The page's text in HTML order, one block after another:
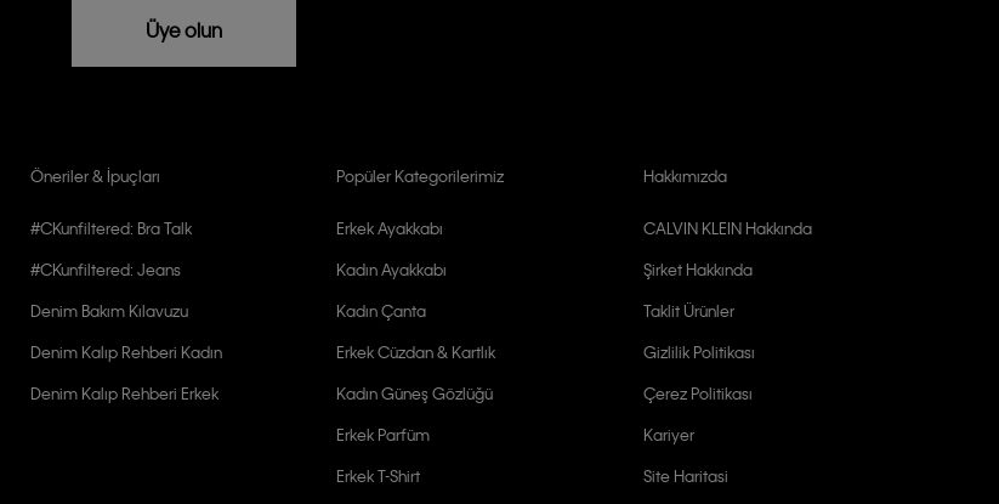
Üye olun
Öneriler & İpuçları
#CKunfiltered: Bra Talk
#CKunfiltered: Jeans
Denim Bakım Kılavuzu
Denim Kalıp Rehberi Kadın
Denim Kalıp Rehberi Erkek
Popüler Kategorilerimiz
Erkek Ayakkabı
Kadın Ayakkabı
Kadın Çanta
Erkek Cüzdan & Kartlık
Kadın Güneş Gözlüğü
Erkek Parfüm
Erkek T-Shirt
Hakkımızda
CALVIN KLEIN Hakkında
Şirket Hakkında
Taklit Ürünler
Gizlilik Politikası
Çerez Politikası
Kariyer
Site Haritasi